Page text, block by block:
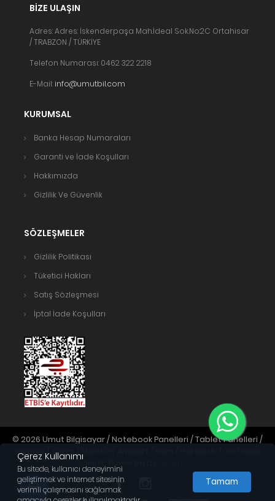
Çerez Kullanımı
Bu sitede, kullanıcı deneyimini
geliştirmek ve internet sitesinin
verimli çalışmasını sağlamak
Tamam
BIZE ULAŞIN
Adres: Adres: İskenderpaşa Mah.İdeal Sok.No:2C Ortahisar
/ TRABZON / TÜRKİYE
Telefon Numarası: 0462 322 2218
E-Mail: info@umutbil.com
KURUMSAL
Banka Hesap Numaraları
Garanti ve İade Koşulları
Hakkımızda
Gizlilik Ve Güvenlik
SÖZLEŞMELER
Gizlilik Politikası
Tüketici Hakları
Satış Sözleşmesi
İptal İade Koşulları
© 2026 Umut Bilgisayar / Notebook Panelleri / Tablet Panelleri /
Güvenlik / Yazıcı / Monitör/ Anakart / Ram / Harddisk. Tüm hakları
saklıdır. Powered by